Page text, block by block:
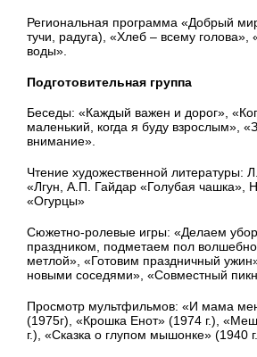
Региональная программа «Добрый
тучи, радуга), «Хлеб – всему
воды».
Подготовительная группа
Беседы: «Каждый важен и дорог»,
маленький, когда я буду взрослым»,
внимание».
Чтение художественной литературы:
«Лгун, А.П. Гайдар «Голубая чашка»,
«Огурцы»
Сюжетно-ролевые игры: «Делаем
праздником, подметаем пол
метлой», «Готовим праздничный
новыми соседями», «Совместный
Просмотр мультфильмов: «И мама
(1975г), «Крошка Енот» (1974 г.),
г.), «Сказка о глупом мышонке» (1940